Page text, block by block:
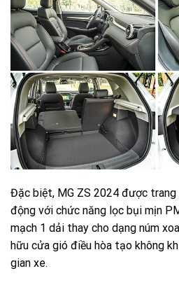
Đặc biệt, MG ZS 2024 được
động với chức năng lọc bụi mịn
mạch 1 dải thay cho dạng núm
hữu cửa gió điều hòa tạo không
gian xe.